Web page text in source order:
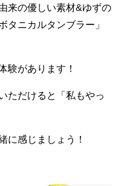
来の優しい素材&ゆずの
タニカルタンブラー」
験があります！
ただけると「私もやっ
に感じましょう！